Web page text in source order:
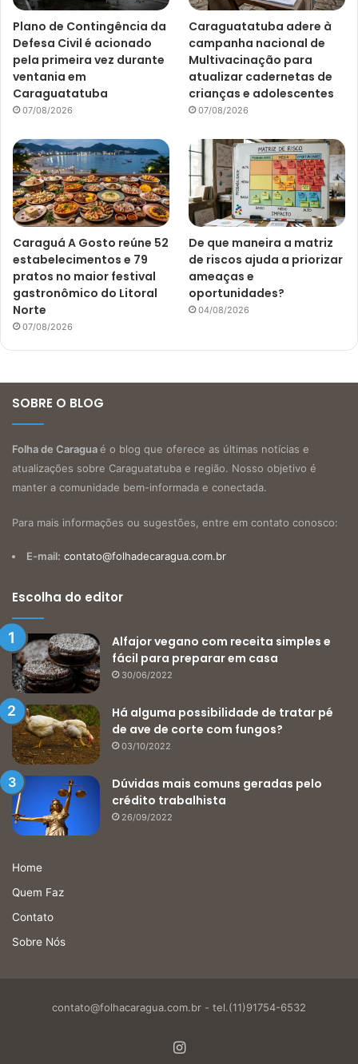
Plano de Contingência da
Defesa Civil é acionado
pela primeira vez durante
ventania em
Caraguatatuba
07/08/2026
Caraguatatuba adere à
campanha nacional de
Multivacinação para
atualizar cadernetas de
crianças e adolescentes
07/08/2026
Caraguá A Gosto reúne 52
estabelecimentos e 79
pratos no maior festival
gastronômico do Litoral
Norte
07/08/2026
De que maneira a matriz
de riscos ajuda a priorizar
ameaças e
oportunidades?
04/08/2026
SOBRE O BLOG
Folha de Caraguaé o blog que oferece as últimas notícias e
atualizações sobre Caraguatatuba e região. Nosso objetivo é
manter a comunidade bem-informada e conectada.
Para mais informações ou sugestões, entre em contato conosco:
E-mail: contato@folhadecaragua.com.br
Escolha do editor
Alfajor vegano com receita simples e
fácil para preparar em casa
30/06/2022
Há alguma possibilidade de tratar pé
de ave de corte com fungos?
03/10/2022
Dúvidas mais comuns geradas pelo
crédito trabalhista
26/09/2022
Home
Quem Faz
Contato
Sobre Nós
contato@folhacaragua.com.br - tel.(11)91754-6532
Instagram